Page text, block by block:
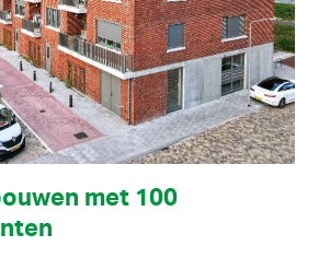
met 100